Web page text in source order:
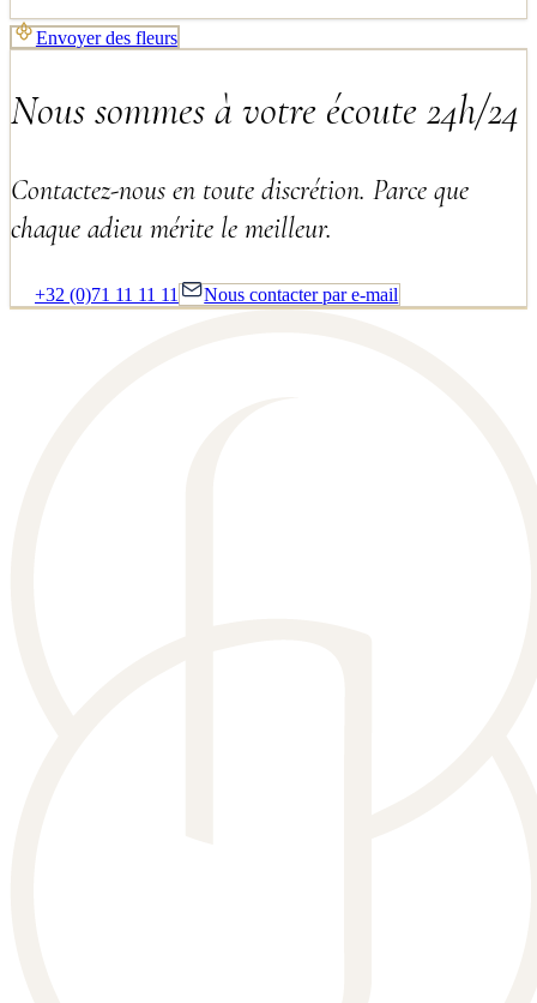
Envoyer des fleurs
Nous sommes à votre écoute 24h/24
Contactez-nous en toute discrétion. Parce que
chaque adieu mérite le meilleur.
+32 (0)71 11 11 11 Nous contacter par e-mail